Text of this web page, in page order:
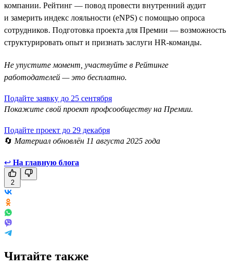
компании. Рейтинг — повод провести внутренний аудит
и замерить индекс лояльности (eNPS) с помощью опроса
сотрудников. Подготовка проекта для Премии — возможность
структурировать опыт и признать заслуги HR-команды.
Не упустите момент, участвуйте в Рейтинге
работодателей — это бесплатно.
Подайте заявку до 25 сентября
Покажите свой проект профсообществу на Премии.
Подайте проект до 29 декабря
🔄 Материал обновлён 11 августа 2025 года
↩ На главную блога
2
Читайте также